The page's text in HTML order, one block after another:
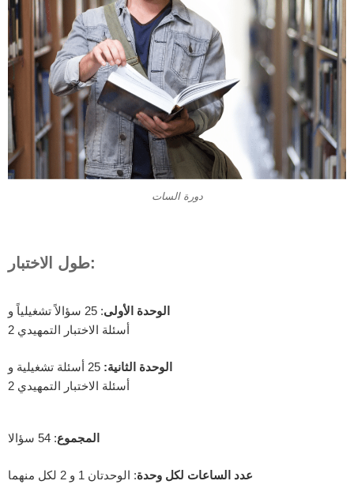
دورة السات
طول الاختبار:
الوحدة الأولى: 25 سؤالاً تشغيلياً و
2 أسئلة الاختبار التمهيدي
الوحدة الثانية:
2 أسئلة الاختبار التمهيدي
المجموع: 54 سؤالا
عدد الساعات لكل وحدة: الوحدتان 1 و 2 لكل منهما